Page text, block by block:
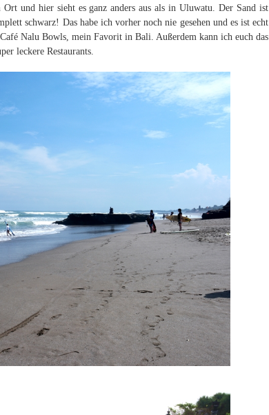
und hier sieht es ganz anders aus als in Uluwatu. Der Sand ist
schwarz! Das habe ich vorher noch nie gesehen und es ist echt
Nalu Bowls, mein Favorit in Bali. Außerdem kann ich euch das
leckere Restaurants.